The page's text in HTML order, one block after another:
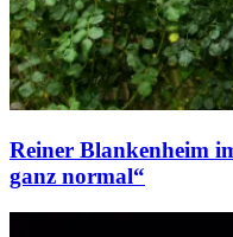
Reiner Blankenheim
ganz normal“